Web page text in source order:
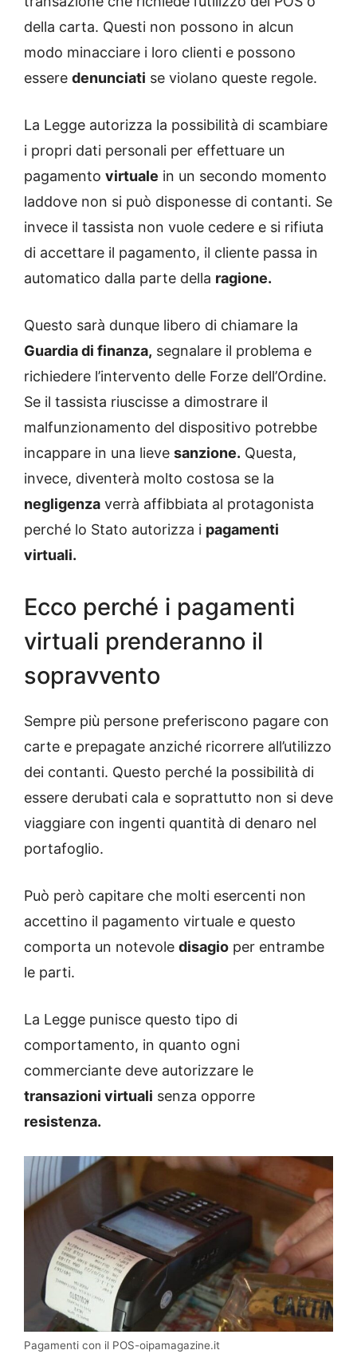
della carta. Questi non possono in alcun
modo minacciare i loro clienti e possono
essere denunciati se violano queste regole.
La Legge autorizza la possibilità di scambiare
i propri dati personali per effettuare un
pagamento virtuale in un secondo momento
laddove non si può disponesse di contanti. Se
invece il tassista non vuole cedere e si rifiuta
di accettare il pagamento, il cliente passa in
automatico dalla parte della ragione.
Questo sarà dunque libero di chiamare la
Guardia di finanza, segnalare il problema e
richiedere l’intervento delle Forze dell’Ordine.
Se il tassista riuscisse a dimostrare il
malfunzionamento del dispositivo potrebbe
incappare in una lieve sanzione. Questa,
invece, diventerà molto costosa se la
negligenza verrà affibbiata al protagonista
perché lo Stato autorizza i pagamenti
virtuali.
Ecco perché i pagamenti
virtuali prenderanno il
sopravvento
Sempre più persone preferiscono pagare con
carte e prepagate anziché ricorrere all’utilizzo
dei contanti. Questo perché la possibilità di
essere derubati cala e soprattutto non si deve
viaggiare con ingenti quantità di denaro nel
portafoglio.
Può però capitare che molti esercenti non
accettino il pagamento virtuale e questo
comporta un notevole disagio per entrambe
le parti.
La Legge punisce questo tipo di
comportamento, in quanto ogni
commerciante deve autorizzare le
transazioni virtuali senza opporre
resistenza.
Pagamenti con il POS-oipamagazine.it